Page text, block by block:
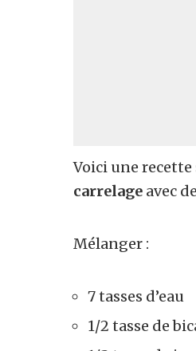
Voici une
carrelage avec
Mélanger :
7 tasses d’eau
1/2 tasse de